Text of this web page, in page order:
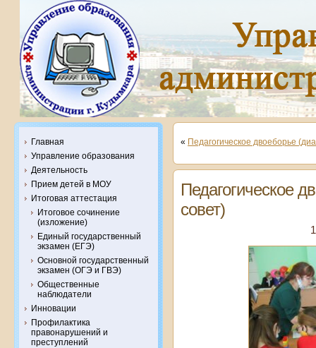
Главная
Управление образования
Деятельность
Прием детей в МОУ
Итоговая аттестация
Итоговое сочинение
(изложение)
Единый государственный
экзамен (ЕГЭ)
Основной государственный
экзамен (ОГЭ и ГВЭ)
Общественные
наблюдатели
Инновации
Профилактика
правонарушений и
преступлений
« Педагогическое двоеборье
Педагогическое
совет)